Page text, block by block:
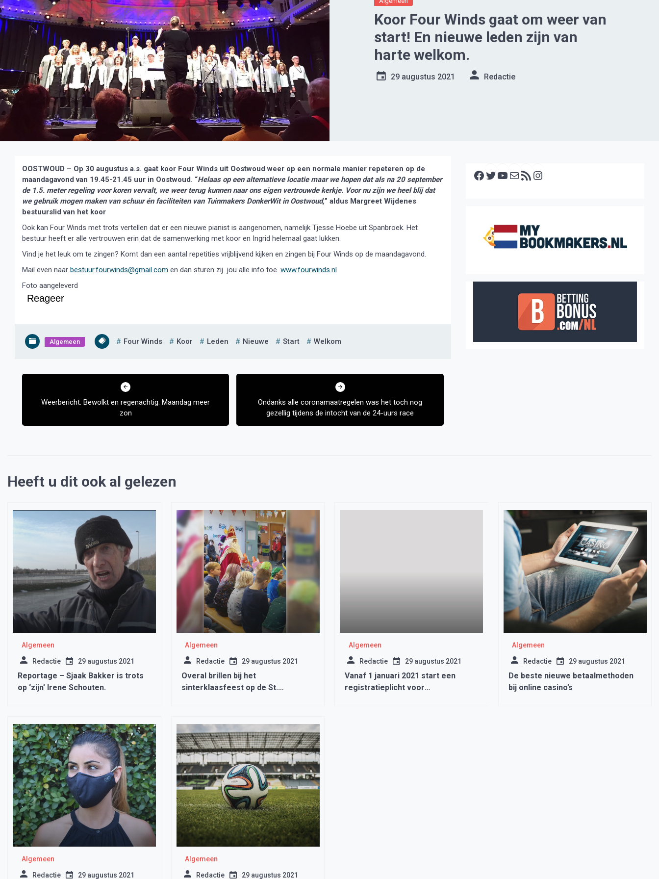
Koor Four Winds gaat om weer van
start! En nieuwe leden zijn van
harte welkom.
29 augustus 2021 Redactie
OOSTWOUD – Op 30 augustus a.s. gaat koor Four Winds uit Oostwoud weer op een normale manier repeteren op de
maandagavond van 19.45-21.45 uur in Oostwoud. “Helaas op een alternatieve locatie maar we hopen dat als na 20 september
de 1.5. meter regeling voor koren vervalt, we weer terug kunnen naar ons eigen vertrouwde kerkje. Voor nu zijn we heel blij dat
we gebruik mogen maken van schuur én faciliteiten van Tuinmakers DonkerWit in Oostwoud,” aldus Margreet Wijdenes
bestuurslid van het koor
Ook kan Four Winds met trots vertellen dat er een nieuwe pianist is aangenomen, namelijk Tjesse Hoebe uit Spanbroek. Het
bestuur heeft er alle vertrouwen erin dat de samenwerking met koor en Ingrid helemaal gaat lukken.
Vind je het leuk om te zingen? Komt dan een aantal repetities vrijblijvend kijken en zingen bij Four Winds op de maandagavond.
Mail even naar bestuur.fourwinds@gmail.com en dan sturen zij jou alle info toe. www.fourwinds.nl
Foto aangeleverd
Reageer
Algemeen Four Winds Koor Leden Nieuwe Start Welkom
Bericht
Weerbericht: Bewolkt en regenachtig. Maandag meer
zon
Ondanks alle coronamaatregelen was het toch nog
gezellig tijdens de intocht van de 24-uurs race
Facebook Twitter YouTube E-mail RSS feed
Heeft u dit ook al gelezen
Algemeen
Redactie 29 augustus 2021
Reportage – Sjaak Bakker is trots
op ‘zijn’ Irene Schouten.
Algemeen
Redactie 29 augustus 2021
Overal brillen bij het
sinterklaasfeest op de St.
Algemeen
Redactie 29 augustus 2021
Vanaf 1 januari 2021 start een
registratieplicht voor
Algemeen
Redactie 29 augustus 2021
De beste nieuwe betaalmethoden
bij online casino’s
Algemeen
Redactie 29 augustus 2021
Algemeen
Redactie 29 augustus 2021